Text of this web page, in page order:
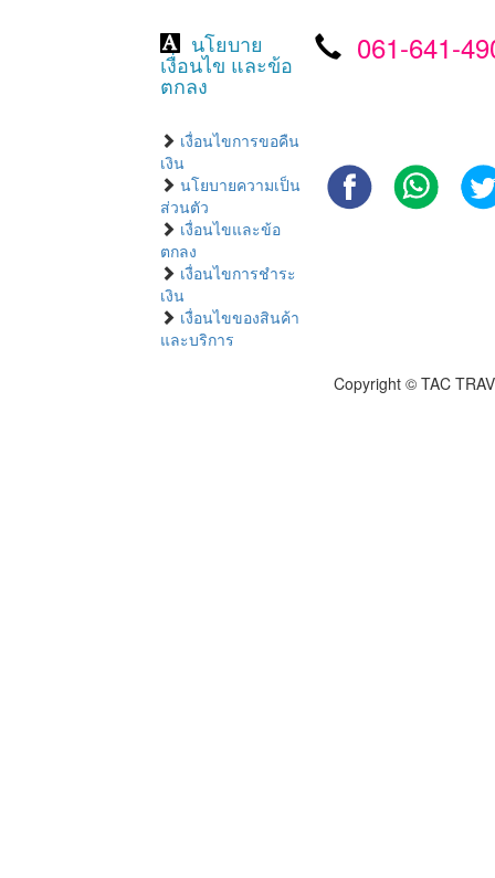
061-641-
นโยบาย
เงื่อนไข และข้อ
ตกลง
เงื่อนไขการขอคืน
เงิน
นโยบายความเป็น
ส่วนตัว
เงื่อนไขและข้อ
ตกลง
เงื่อนไขการชำระ
เงิน
เงื่อนไขของสินค้า
และบริการ
Copyright © TAC